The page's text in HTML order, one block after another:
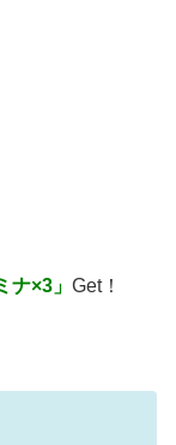
ナ×3」 Get！